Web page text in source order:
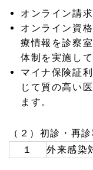
オンライン請
オンライン資
療情報を診察
体制を実施して
マイナ保険証
じて質の高い
ます。
（２）初診・再
１
外来感染